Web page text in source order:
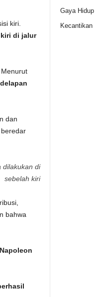
kiri.
di jalur
dan
dilakukan di
sebelah kiri
bahwa
Napoleon
Gaya Hidup
Kecantikan